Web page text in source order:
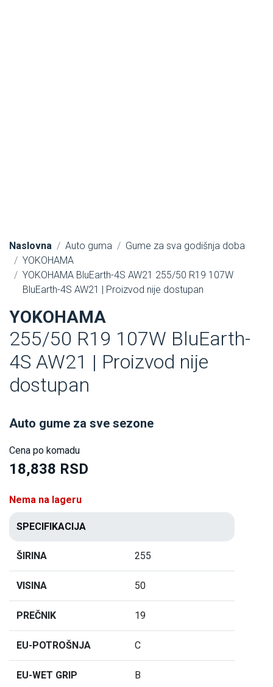
Naslovna Auto guma
Gume za sva godišnja doba
YOKOHAMA
YOKOHAMA BluEarth-4S AW21 255/50 R19 107W
BluEarth-4S AW21 | Proizvod nije dostupan
YOKOHAMA
255/50 R19 107W BluEarth-
4S AW21 | Proizvod nije
dostupan
Auto gume za sve sezone
Cena po komadu
18,838 RSD
Nema na lageru
SPECIFIKACIJA
ŠIRINA 255
VISINA 50
PREČNIK 19
EU-POTROŠNJA C
EU-WET GRIP B